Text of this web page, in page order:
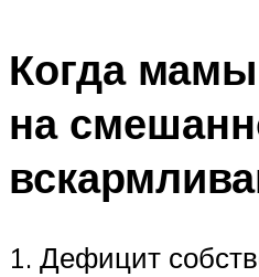
Когда
на
1. Дефицит